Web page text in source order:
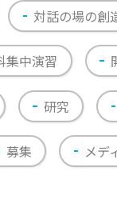
対話の場の創
集中演習
研究
募集 メデ